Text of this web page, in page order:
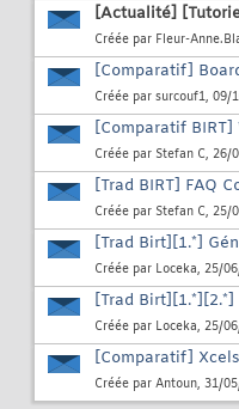
[Actualité]
Créée par Fleur-
[Comparatif]
Créée par surcouf1, 09/
[Comparatif BIRT]
Créée par Stefan C, 26/
[Trad BIRT] FAQ
Créée par Stefan C, 25/
[Trad Birt][1.*]
Créée par Loceka, 25/
[Trad
Créée par Loceka, 25/
[Comparatif]
Créée par Antoun, 31/